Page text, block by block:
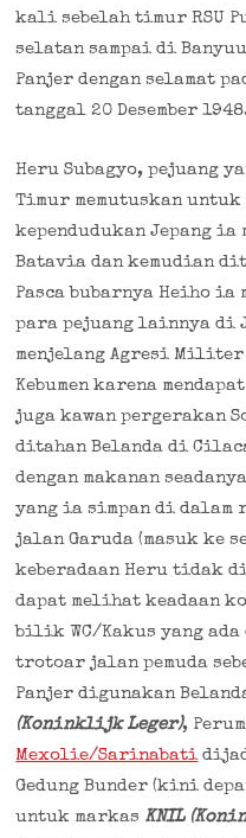
kali sebelah timur RSU
selatan sampai di
Panjer dengan selamat
tanggal 20 Desember
Heru Subagyo, pejuang
Timur memutuskan untuk
kependudukan Jepang
Batavia dan kemudian
Pasca bubarnya Heiho ia
para pejuang lainnya di
menjelang Agresi
Kebumen karena
juga kawan pergerakan
ditahan Belanda di
dengan makanan
yang ia simpan di dalam
jalan Garuda (masuk ke
keberadaan Heru tidak
dapat melihat keadaan
bilik WC/Kakus yang
trotoar jalan pemuda
Panjer digunakan
(Koninklijk Leger),
Mexolie/Sarinabati
Gedung Bunder (kini
untuk markas KNIL